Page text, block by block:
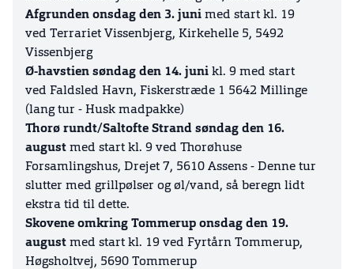
Afgrunden onsdag den 3. juni med start kl. 19
ved Terrariet Vissenbjerg, Kirkehelle 5, 5492
Vissenbjerg
Ø-havstien søndag den 14. juni kl. 9 med start
ved Faldsled Havn, Fiskerstræde 1 5642 Millinge
(lang tur - Husk madpakke)
Thorø rundt/Saltofte Strand søndag den 16.
august med start kl. 9 ved Thorøhuse
Forsamlingshus, Drejet 7, 5610 Assens - Denne tur
slutter med grillpølser og øl/vand, så beregn lidt
ekstra tid til dette.
Skovene omkring Tommerup onsdag den 19.
august med start kl. 19 ved Fyrtårn Tommerup,
Høgsholtvej, 5690 Tommerup